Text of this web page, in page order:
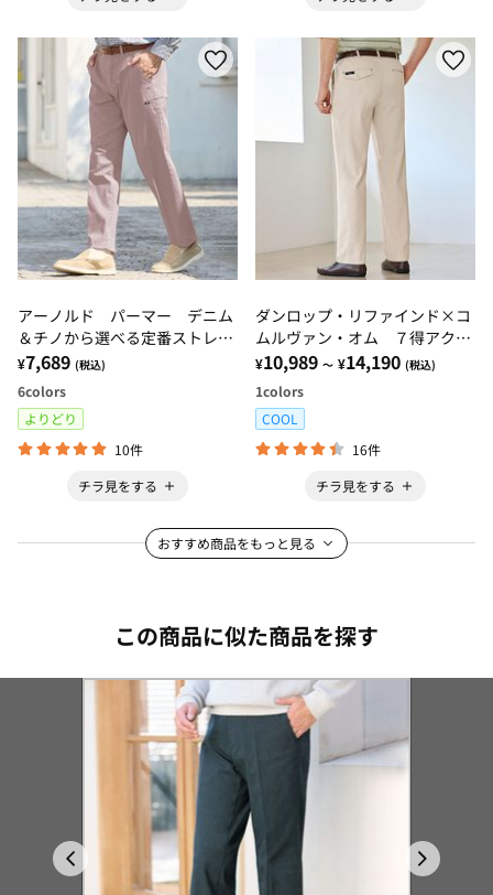
アーノルド パーマー デニム
＆チノから選べる定番ストレッ
チパンツ
¥7,689 (税込)
6colors
よりどり
10件
チラ見をする
ダンロップ・リファインド×コ
ムルヴァン・オム ７得アクテ
ィブチノパンツ
¥10,989 ～ ¥14,190 (税込)
1colors
COOL
16件
チラ見をする
おすすめ商品をもっと見る
この商品に似た商品を探す